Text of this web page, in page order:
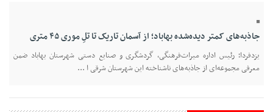
جاذبه‌های کمتر دیده‌شده بهاباد؛ از آسمان تاریک تا تلِ موری ۴۵ متری
یزدفردا؛ رئیس اداره میراث‌فرهنگی، گردشگری و صنایع دستی شهرستان بهاباد ضمن
معرفی مجموعه‌ای از جاذبه‌های ناشناخته این شهرستان شرقی ا ...